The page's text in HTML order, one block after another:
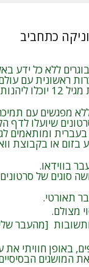
כתחביב
ללא כל ידע
ראשונית עם
התכנים.
ללא מפגשים עם
שיועלו לדף
ומותאמים לגילאי 12
או בקבוצת
בווידאו.
סוגים של
תאורטי.
מצולם.
[מהעבר
באופן חוויתי את
המושגים